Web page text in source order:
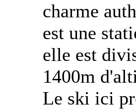
charme
est une
elle est
1400m
Le ski ici